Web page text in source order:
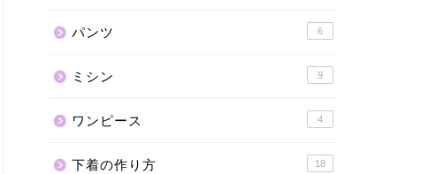
パンツ 6
ミシン 9
ワンピース 4
下着の作り方 18